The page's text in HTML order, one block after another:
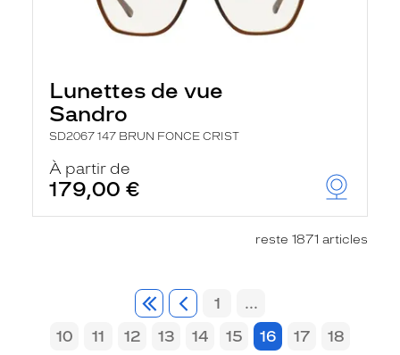
Lunettes de vue
Sandro
SD2067 147 BRUN FONCE CRIST
À partir de
179,00 €
reste 1871 articles
1
...
10
11 12 13 14 15 16 17
18